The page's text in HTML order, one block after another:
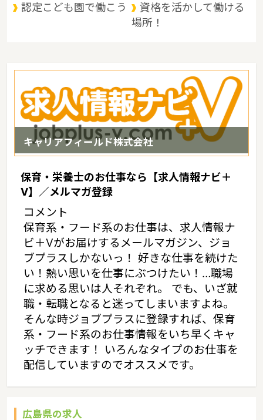
認定こども園で働こう
資格を活かして働ける
場所！
キャリアフィールド株式会社
保育・栄養士のお仕事なら【求人情報ナビ＋
V】／メルマガ登録
コメント
保育系・フード系のお仕事は、求人情報ナ
ビ＋Vがお届けするメールマガジン、ジョ
ブプラスしかないっ！ 好きな仕事を続けた
い！熱い思いを仕事にぶつけたい！…職場
に求める思いは人それぞれ。 でも、いざ就
職・転職となると迷ってしまいますよね。
そんな時ジョブプラスに登録すれば、保育
系・フード系のお仕事情報をいち早くキャ
ッチできます！ いろんなタイプのお仕事を
配信していますのでオススメです。
広島県の求人